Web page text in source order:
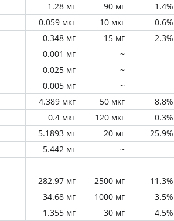
1.28 мг 90 мг 1.4%
0.059 мкг 10 мкг 0.6%
0.348 мг 15 мг 2.3%
0.001 мг
~
0.025 мг
~
0.005 мг
~
4.389 мкг 50 мкг 8.8%
0.4 мкг 120 мкг 0.3%
5.1893 мг 20 мг 25.9%
5.442 мг ~
282.97 мг 2500 мг 11.3%
34.68 мг 1000 мг 3.5%
1.355 мг 30 мг 4.5%